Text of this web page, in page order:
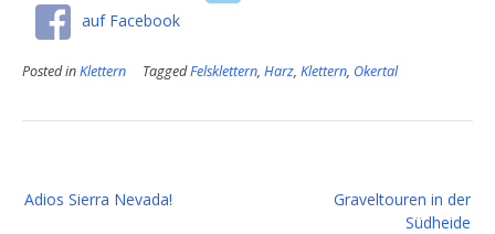
auf Facebook
Posted inKlettern TaggedFelsklettern, Harz, Klettern, Okertal
Graveltouren in der
Südheide
Adios Sierra Nevada!